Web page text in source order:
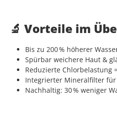
🔬 Vorteile im
Bis zu 200 % höherer
Spürbar weichere Haut &
Reduzierte Chlorbelastung
Integrierter Mineralfilter für
Nachhaltig: 30 % weniger